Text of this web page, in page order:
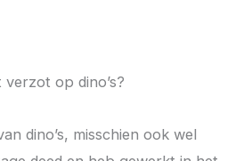
op dino’s?
dino’s, misschien ook wel